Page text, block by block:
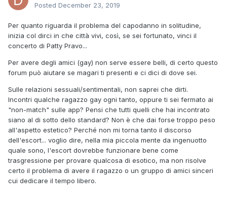
Posted December 23, 2019
Per quanto riguarda il problema del capodanno in solitudine,
inizia col dirci in che città vivi, così, se sei fortunato, vinci il
concerto di Patty Pravo...
Per avere degli amici (gay) non serve essere belli, di certo questo
forum può aiutare se magari ti presenti e ci dici di dove sei.
Sulle relazioni sessuali/sentimentali, non saprei che dirti.
Incontri qualche ragazzo gay ogni tanto, oppure ti sei fermato ai
"non-match" sulle app? Pensi che tutti quelli che hai incontrato
siano al di sotto dello standard? Non è che dai forse troppo peso
all'aspetto estetico? Perché non mi torna tanto il discorso
dell'escort... voglio dire, nella mia piccola mente da ingenuotto
quale sono, l'escort dovrebbe funzionare bene come
trasgressione per provare qualcosa di esotico, ma non risolve
certo il problema di avere il ragazzo o un gruppo di amici sinceri
cui dedicare il tempo libero.